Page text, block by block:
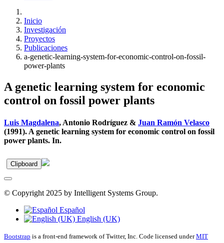
Inicio
Investigación
Proyectos
Publicaciones
a-genetic-learning-system-for-economic-control-on-fossil-
power-plants
A genetic learning system for economic
control on fossil power plants
Luis Magdalena, Antonio Rodríguez & Juan Ramón Velasco
(1991). A genetic learning system for economic control on fossil
power plants. In.
Clipboard
© Copyright 2025 by Intelligent Systems Group.
Español
English (UK)
Bootstrap is a front-end framework of Twitter, Inc. Code licensed underMIT